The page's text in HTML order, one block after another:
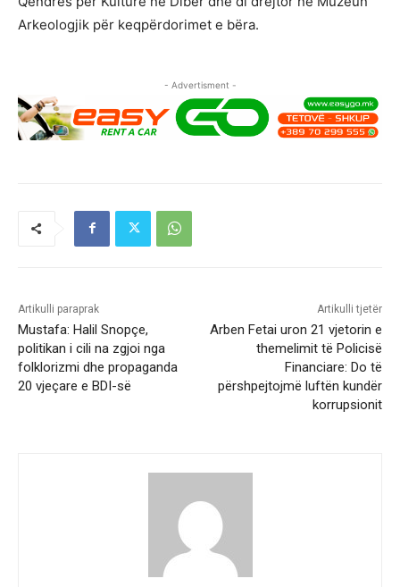
Arkeologjik për keqpërdorimet e bëra.
- Advertisment -
Artikulli paraprak
Mustafa: Halil Snopçe,
politikan i cili na zgjoi nga
folklorizmi dhe propaganda
20 vjeçare e BDI-së
Artikulli tjetër
Arben Fetai uron 21 vjetorin e
themelimit të Policisë
Financiare: Do të
përshpejtojmë luftën kundër
korrupsionit